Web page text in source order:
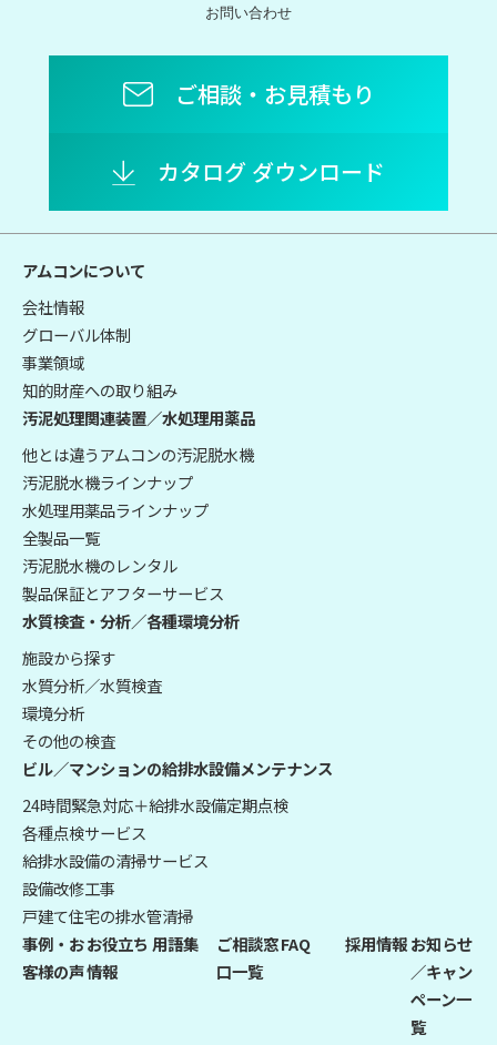
お問い合わせ
ご相談・お見積もり
カタログ ダウンロード
アムコンについて
会社情報
グローバル体制
事業領域
知的財産への取り組み
汚泥処理関連装置／水処理用薬品
他とは違うアムコンの汚泥脱水機
汚泥脱水機ラインナップ
水処理用薬品ラインナップ
全製品一覧
汚泥脱水機のレンタル
製品保証とアフターサービス
水質検査・分析／各種環境分析
施設から探す
水質分析／水質検査
環境分析
その他の検査
ビル／マンションの給排水設備メンテナンス
24時間緊急対応＋給排水設備定期点検
各種点検サービス
給排水設備の清掃サービス
設備改修工事
戸建て住宅の排水管清掃
事例・お
客様の声
お役立ち
情報
用語集
ご相談窓
口一覧
FAQ 採用情報お知らせ
／キャン
ペーン一
覧